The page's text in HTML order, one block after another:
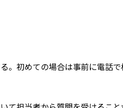
。初めての場合は事前に電話